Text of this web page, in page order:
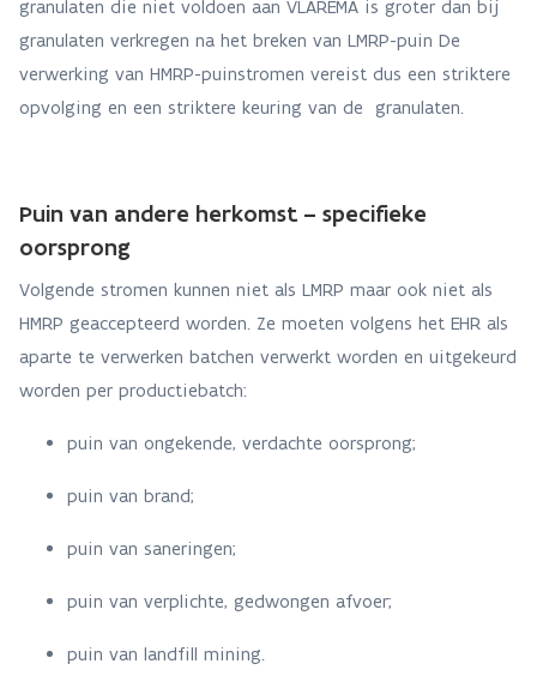
granulaten die niet voldoen aan VLAREMA is groter dan bij
granulaten verkregen na het breken van LMRP-puin De
verwerking van HMRP-puinstromen vereist dus een striktere
opvolging en een striktere keuring van de granulaten.
Puin van andere herkomst – specifieke
oorsprong
Volgende stromen kunnen niet als LMRP maar ook niet als
HMRP geaccepteerd worden. Ze moeten volgens het EHR als
aparte te verwerken batchen verwerkt worden en uitgekeurd
worden per productiebatch:
puin van ongekende, verdachte oorsprong;
puin van brand;
puin van saneringen;
puin van verplichte, gedwongen afvoer;
puin van landfill mining.